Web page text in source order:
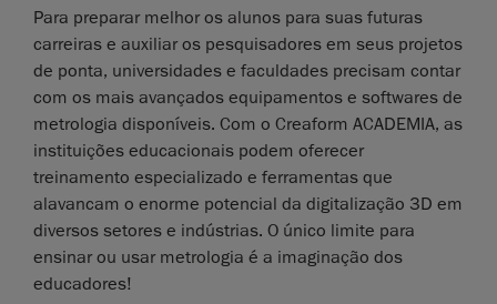
Para preparar melhor os alunos para suas futuras
carreiras e auxiliar os pesquisadores em seus projetos
de ponta, universidades e faculdades precisam contar
com os mais avançados equipamentos e softwares de
metrologia disponíveis. Com o Creaform ACADEMIA, as
instituições educacionais podem oferecer
treinamento especializado e ferramentas que
alavancam o enorme potencial da digitalização 3D em
diversos setores e indústrias. O único limite para
ensinar ou usar metrologia é a imaginação dos
educadores!